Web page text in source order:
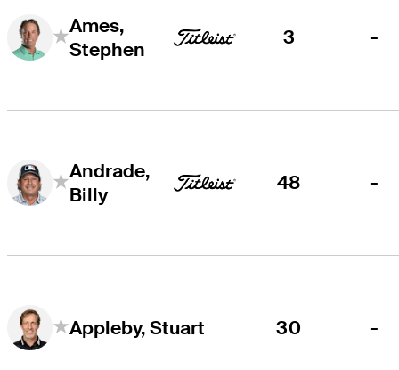
Ames,
Stephen
3 -
Andrade,
Billy
48 -
Appleby, Stuart 30 -